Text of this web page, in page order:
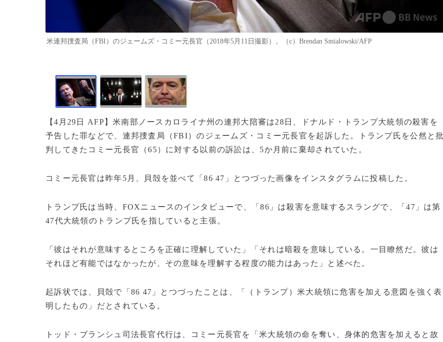
米連邦捜査局（FBI）のジェームズ・コミー元長官（2018年5月11日撮影）。（c）Brendan Smialowski/AFP
【4月29日 AFP】米南部ノースカロライナ州の連邦大陪審は28日、ドナルド・トランプ大統領の殺害を
予告した罪などで、連邦捜査局（FBI）のジェームズ・コミー元長官を起訴した。トランプ氏を公然と
判してきたコミー元長官（65）に対する以前の訴訟は、5か月前に棄却されていた。
コミー元長官は昨年5月、貝殻を並べて「86 47」とつづった画像をインスタグラムに投稿した。
トランプ氏は当時、FOXニュースのインタビューで、「86」は殺害を意味するスラングで、「47」は第
47代大統領のトランプ氏を指していると主張。
「彼はそれが意味するところを正確に理解していた」「それは暗殺を意味している。一目瞭然だ。彼は
それほど有能ではなかったが、その意味を理解する程度の能力はあった」と述べた。
起訴状では、貝殻で「86 47」とつづったことは、「（トランプ）米大統領に危害を加える意図を強く表
明したもの」だとされている。
トッド・ブランシュ司法長官代行は、コミー元長官を「米大統領の命を奪い、身体的危害を加えると故